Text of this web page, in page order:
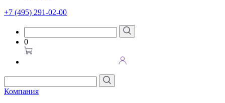
+7 (495) 291-02-00
0
Компания